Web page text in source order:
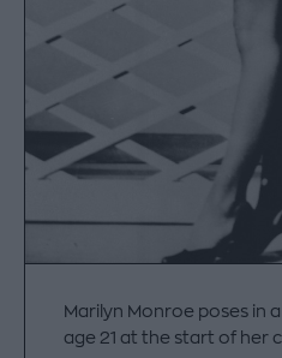
Marilyn Monroe poses in
age 21 at the start of her